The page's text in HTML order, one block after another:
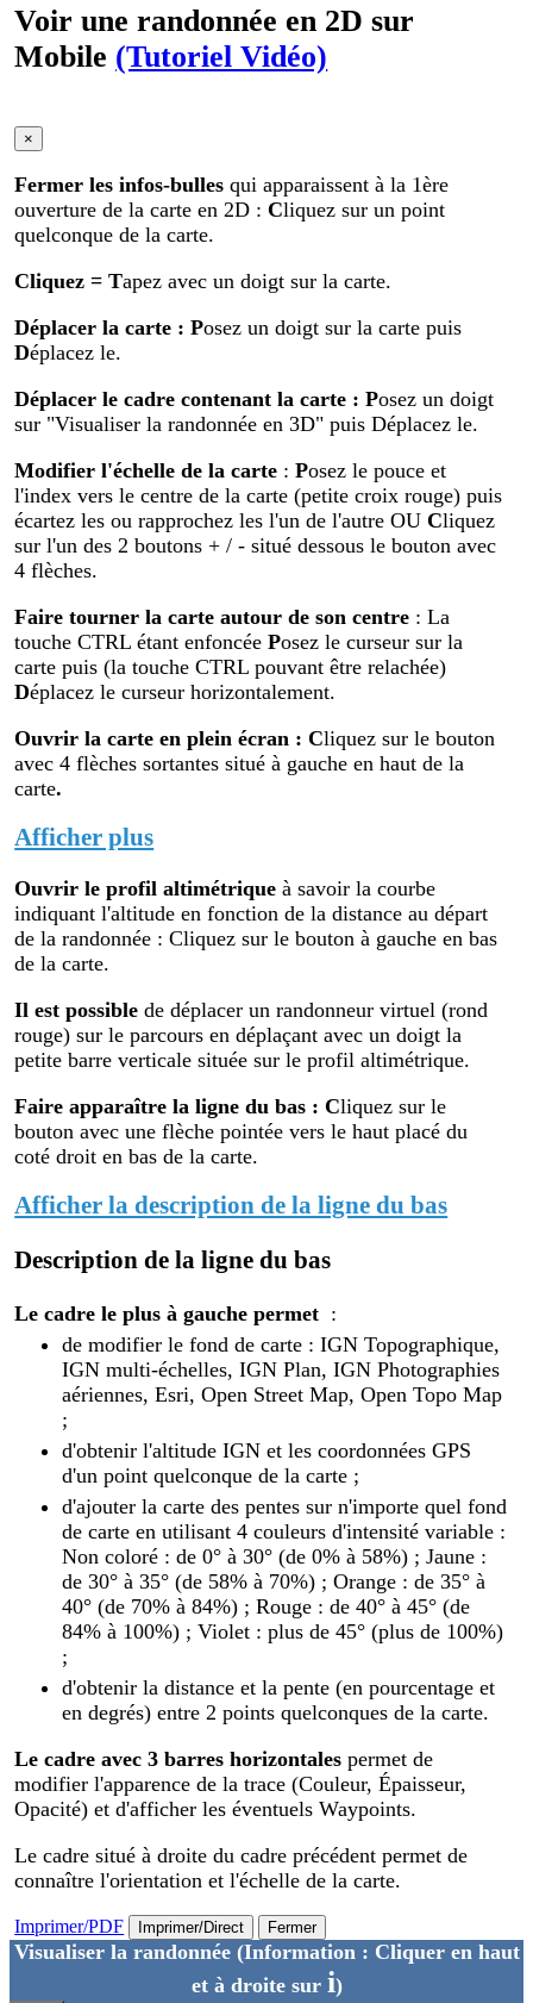
Voir une randonnée en 2D sur
Mobile (Tutoriel Vidéo)
×
Fermer les infos-bullesqui apparaissent à la 1ère
ouverture de la carte en 2D :Cliquez sur un point
quelconque de la carte.
Cliquez= Tapez avec un doigt sur la carte.
Déplacer la carte : Posez un doigt sur la carte puis
Déplacez le.
Déplacer le cadre contenant la carte :Posez un doigt
sur "Visualiser la randonnée en 3D" puis Déplacez le.
Modifier l'échelle de la carte :Posez le pouce et
l'index vers le centre de la carte (petite croix rouge) puis
écartez les ou rapprochez les l'un de l'autre OUCliquez
sur l'un des 2 boutons + / - situé dessous le bouton avec
4 flèches.
Faire tourner la carte autour de son centre : La
touche CTRL étant enfoncéePosez le curseur sur la
carte puis (la touche CTRL pouvant être relachée)
Déplacez le curseur horizontalement.
Ouvrir la carte en plein écran :Cliquez sur le bouton
avec 4 flèches sortantes situé à gauche en haut de la
carte.
Afficher plus
Ouvrir le profil altimétrique à savoir la courbe
indiquant l'altitude en fonction de la distance au départ
de la randonnée : Cliquez sur le bouton à gauche en bas
de la carte.
Il est possible de déplacer un randonneur virtuel (rond
rouge) sur le parcours en déplaçant avec un doigt la
petite barre verticale située sur le profil altimétrique.
Faire apparaître la ligne du bas : Cliquez sur le
bouton avec une flèche pointée vers le haut placé du
coté droit en bas de la carte.
Afficher la description de la ligne du bas
Description de la ligne du bas
Le cadre le plus à gauche permet :
de modifier le fond de carte : IGN Topographique,
IGN multi-échelles, IGN Plan, IGN Photographies
aériennes, Esri, Open Street Map, Open Topo Map
;
d'obtenir l'altitude IGN et les coordonnées GPS
d'un point quelconque de la carte ;
d'ajouter la carte des pentes sur n'importe quel fond
de carte en utilisant 4 couleurs d'intensité variable :
Non coloré : de 0° à 30° (de 0% à 58%) ; Jaune :
de 30° à 35° (de 58% à 70%) ; Orange : de 35° à
40° (de 70% à 84%) ; Rouge : de 40° à 45° (de
84% à 100%) ; Violet : plus de 45° (plus de 100%)
;
d'obtenir la distance et la pente (en pourcentage et
en degrés) entre 2 points quelconques de la carte.
Le cadre avec 3 barres horizontales permet de
modifier l'apparence de la trace (Couleur, Épaisseur,
Opacité) et d'afficher les éventuels Waypoints.
Le cadre situé à droite du cadre précédent permet de
connaître l'orientation et l'échelle de la carte.
Imprimer/PDF Imprimer/Direct Fermer
Visualiser la randonnée(Information : Cliquer en haut
et à droite sur i)